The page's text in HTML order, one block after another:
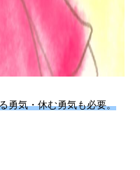
勇気・休む勇気も必要。